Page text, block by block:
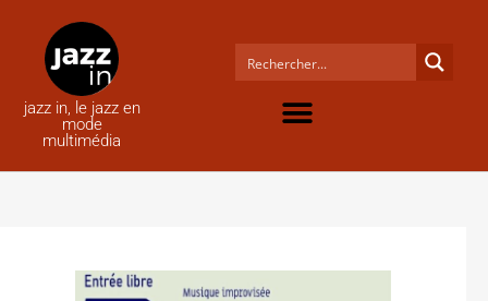
jazz in, le jazz en
mode
multimédia